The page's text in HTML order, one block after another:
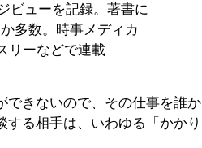
ビューを記録。著書に
多数。時事メディカ
リーなどで連載
できないので、その仕事を誰か
る相手は、いわゆる「かかり